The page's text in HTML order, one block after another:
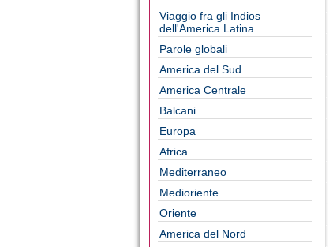
Viaggio fra gli Indios
dell'America Latina
Parole globali
America del Sud
America Centrale
Balcani
Europa
Africa
Mediterraneo
Medioriente
Oriente
America del Nord